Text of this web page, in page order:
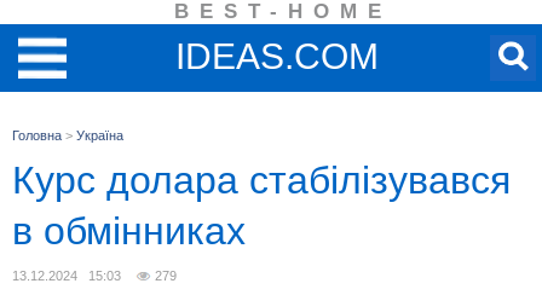
BEST-HOME
IDEAS.COM
Головна > Україна
Курс долара стабілізувався
в обмінниках
13.12.2024 15:03 279